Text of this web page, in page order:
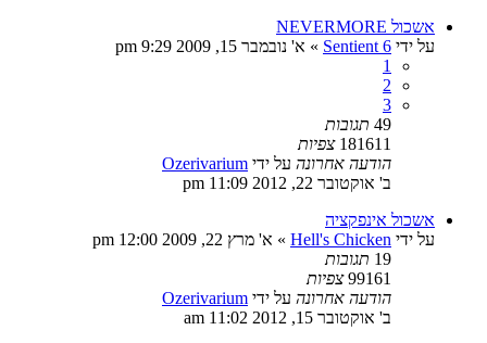
אשכול NEVERMORE
על ידי Sentient 6
» א' נובמבר 15, 2009 9:29 pm
1
2
3
49 תגובות
181611 צפיות
הודעה אחרונה על ידי Ozerivarium
ב' אוקטובר 22, 2012 11:09 pm
אשכול אינפקציה
על ידי Hell's Chicken
» א' מרץ 22, 2009 12:00 pm
19 תגובות
99161 צפיות
הודעה אחרונה על ידי Ozerivarium
ב' אוקטובר 15, 2012 11:02 am